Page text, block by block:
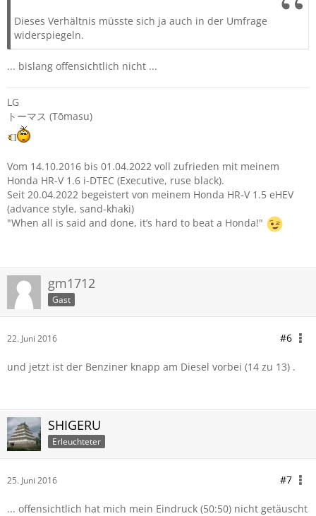
Dieses Verhältnis müsste sich ja auch in der Umfrage
widerspiegeln.
... bislang offensichtlich nicht ...
LG
トーマス (Tōmasu)
Vom 14.10.2016 bis 01.04.2022 voll zufrieden mit meinem
Honda HR-V 1.6 i-DTEC (Executive, ruse black).
Seit 20.04.2022 begeistert von meinem Honda HR-V 1.5 eHEV
(advance style, sand-khaki)
"When all is said and done, it’s hard to beat a Honda!"
gm1712
Gast
22. Juni 2016 #6
und jetzt ist der Benziner knapp am Diesel vorbei (14 zu 13) .
SHIGERU
Erleuchteter
25. Juni 2016 #7
... offensichtlich hat mich mein Eindruck (50:50) nicht getäuscht